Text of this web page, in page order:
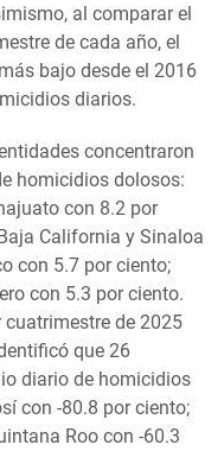
al comparar el
de cada año, el
bajo desde el 2016
diarios.
concentraron
homicidios dolosos:
con 8.2 por
California y Sinaloa
con 5.7 por ciento;
con 5.3 por ciento.
de 2025
que 26
diario de homicidios
con -80.8 por ciento;
Roo con -60.3